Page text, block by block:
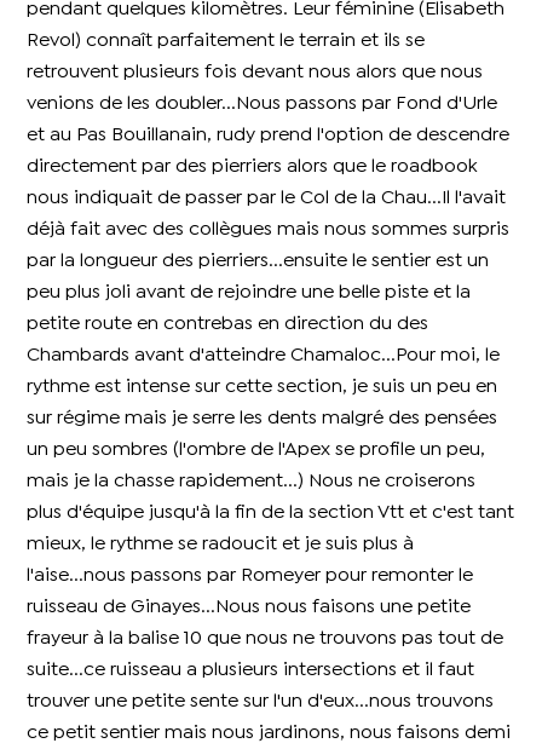
pendant quelques kilomètres. Leur féminine (Elisabeth
Revol) connaît parfaitement le terrain et ils se
retrouvent plusieurs fois devant nous alors que nous
venions de les doubler...Nous passons par Fond d'Urle
et au Pas Bouillanain, rudy prend l'option de descendre
directement par des pierriers alors que le roadbook
nous indiquait de passer par le Col de la Chau...Il l'avait
déjà fait avec des collègues mais nous sommes surpris
par la longueur des pierriers...ensuite le sentier est un
peu plus joli avant de rejoindre une belle piste et la
petite route en contrebas en direction du des
Chambards avant d'atteindre Chamaloc...Pour moi, le
rythme est intense sur cette section, je suis un peu en
sur régime mais je serre les dents malgré des pensées
un peu sombres (l'ombre de l'Apex se profile un peu,
mais je la chasse rapidement...) Nous ne croiserons
plus d'équipe jusqu'à la fin de la section Vtt et c'est tant
mieux, le rythme se radoucit et je suis plus à
l'aise...nous passons par Romeyer pour remonter le
ruisseau de Ginayes...Nous nous faisons une petite
frayeur à la balise 10 que nous ne trouvons pas tout de
suite...ce ruisseau a plusieurs intersections et il faut
trouver une petite sente sur l'un d'eux...nous trouvons
ce petit sentier mais nous jardinons, nous faisons demi